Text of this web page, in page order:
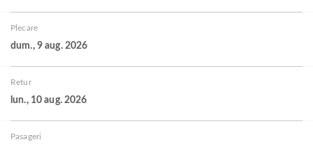
Plecare
dum., 9 aug. 2026
Retur
lun., 10 aug. 2026
Pasageri